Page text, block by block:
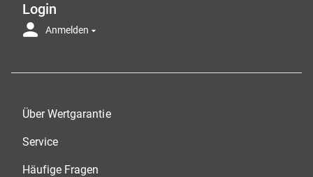
Login
Anmelden
Über Wertgarantie
Service
Häufige Fragen